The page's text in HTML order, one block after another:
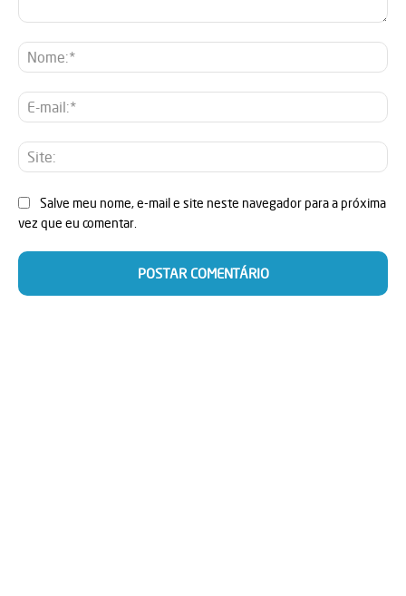
E-
Salve meu nome, e-mail e site neste navegador para a próxima
vez que eu comentar.